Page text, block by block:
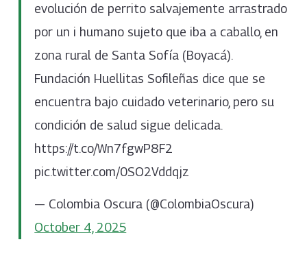
evolución de perrito salvajemente arrastrado
por un i humano sujeto que iba a caballo, en
zona rural de Santa Sofía (Boyacá).
Fundación Huellitas Sofileñas dice que se
encuentra bajo cuidado veterinario, pero su
condición de salud sigue delicada.
https://t.co/Wn7fgwP8F2
pic.twitter.com/0SO2Vddqjz
— Colombia Oscura (@ColombiaOscura)
October 4, 2025